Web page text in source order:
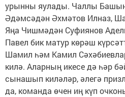
урынны яулады. Чаллы
Әдәмсәдән Әхмәтов Илназ,
Яңа Чишмәдән Суфиянов
Павел бик матур көрәш
Шамил һәм Камил
килә. Аларның икесе дә һәр
сынашып киләләр, әлегә
да, команда өчен иң күп